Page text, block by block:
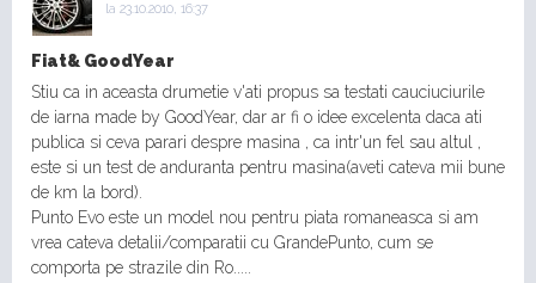
la 23.10.2010, 16:37
Fiat& GoodYear
Stiu ca in aceasta drumetie v'ati propus sa testati cauciuciurile
de iarna made by GoodYear, dar ar fi o idee excelenta daca ati
publica si ceva parari despre masina , ca intr'un fel sau altul ,
este si un test de anduranta pentru masina(aveti cateva mii bune
de km la bord).
Punto Evo este un model nou pentru piata romaneasca si am
vrea cateva detalii/comparatii cu GrandePunto, cum se
comporta pe strazile din Ro.....